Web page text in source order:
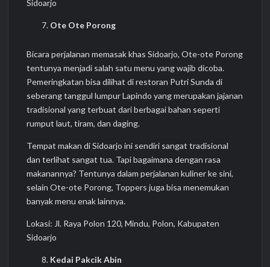
Sidoarjo
Ote Ote Porong
Bicara perjalanan memasak khas Sidoarjo, Ote-ote Porong
tentunya menjadi salah satu menu yang wajib dicoba.
Pemeringkatan bisa dilihat di restoran Putri Sunda di
seberang tanggul lumpur Lapindo yang merupakan jajanan
tradisional yang terbuat dari berbagai bahan seperti
rumput laut, tiram, dan daging.
Tempat makan di Sidoarjo ini sendiri sangat tradisional
dan terlihat sangat tua. Tapi bagaimana dengan rasa
makanannya? Tentunya dalam perjalanan kuliner ke sini,
selain Ote-ote Porong, Toppers juga bisa menemukan
banyak menu enak lainnya.
Lokasi: Jl. Raya Polon 120, Mindu, Polon, Kabupaten
Sidoarjo
Kedai Pakcik Abin